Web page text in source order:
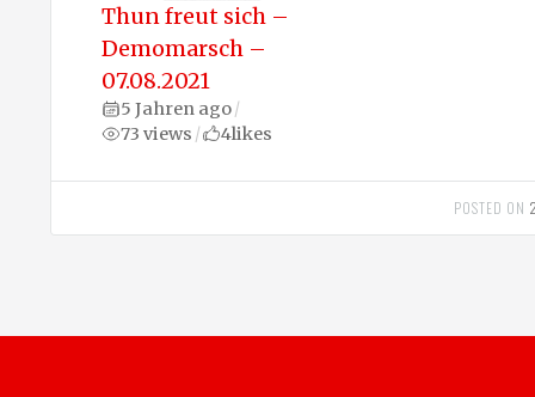
Thun freut sich –
Demomarsch –
07.08.2021
5 Jahren ago/
73 views / 4likes
POSTED ON